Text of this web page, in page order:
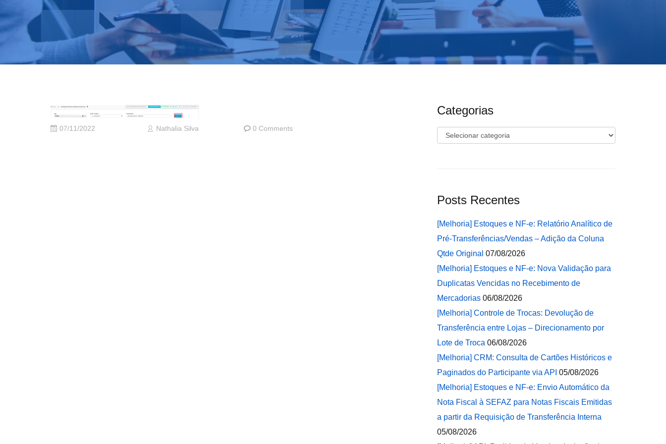
07/11/2022 Nathalia Silva 0 Comments
Categorias
Categorias
Posts Recentes
[Melhoria] Estoques e NF-e: Relatório Analítico de
Pré-Transferências/Vendas – Adição da Coluna
Qtde Original 07/08/2026
[Melhoria] Estoques e NF-e: Nova Validação para
Duplicatas Vencidas no Recebimento de
Mercadorias 06/08/2026
[Melhoria] Controle de Trocas: Devolução de
Transferência entre Lojas – Direcionamento por
Lote de Troca 06/08/2026
[Melhoria] CRM: Consulta de Cartões Históricos e
Paginados do Participante via API 05/08/2026
[Melhoria] Estoques e NF-e: Envio Automático da
Nota Fiscal à SEFAZ para Notas Fiscais Emitidas
a partir da Requisição de Transferência Interna
05/08/2026